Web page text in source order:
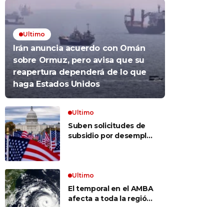
Ultimo
Irán anuncia acuerdo con Omán
sobre Ormuz, pero avisa que su
reapertura dependerá de lo que
haga Estados Unidos
Ultimo
Suben solicitudes de
subsidio por desempleo
Ultimo
El temporal en el AMBA
afecta a toda la región: